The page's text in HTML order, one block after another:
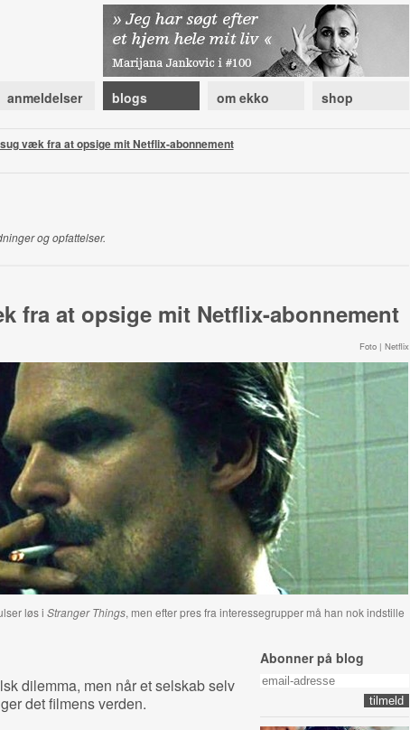
anmeldelser blogs om ekko shop
væk fra at opsige mit Netflix-abonnement
og opfattelser.
fra at opsige mit Netflix-abonnement
Foto | Netflix
løs i Stranger Things, men efter pres fra interessegrupper må han nok indstille
dilemma, men når et selskab selv
det filmens verden.
Abonner på blog